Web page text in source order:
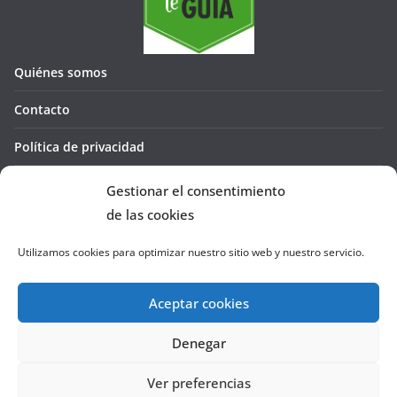
Gestionar el consentimiento
de las cookies
Utilizamos cookies para optimizar nuestro sitio web y nuestro servicio.
Aceptar cookies
Denegar
Ver preferencias
Quiénes somos
Contacto
Política de privacidad
Política de cookies (UE)
La Cañada te GUÍA
reservados.